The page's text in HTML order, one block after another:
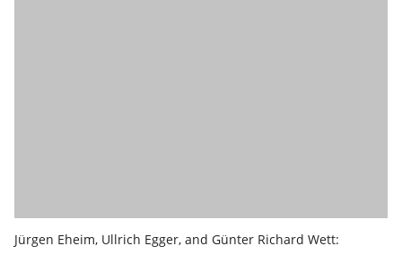
Jürgen Eheim, Ullrich Egger, and Günter Richard Wett: